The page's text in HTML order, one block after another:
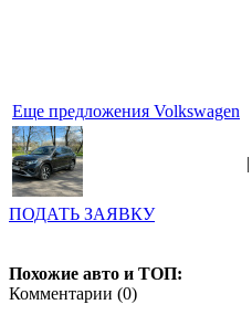
Еще предложения Volkswagen
|
ПОДАТЬ ЗАЯВКУ
Похожие авто и ТОП:
Комментарии (0)